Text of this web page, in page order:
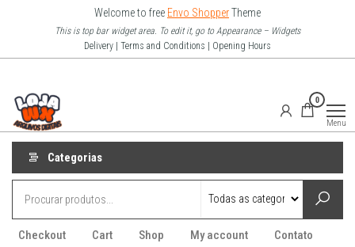
o
Welcome to free Envo ShopperTheme
This is top bar widget area. To edit it, go to Appearance – Widgets
Delivery | Terms and Conditions | Opening Hours
Arquivo
Digitais
0
Menu
Categorias
Checkout Cart Shop My account Contato